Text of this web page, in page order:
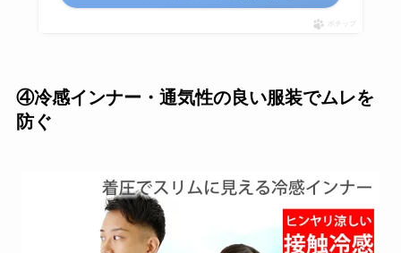
ポチップ
④冷感インナー・通気性の良い服装でムレを
防ぐ